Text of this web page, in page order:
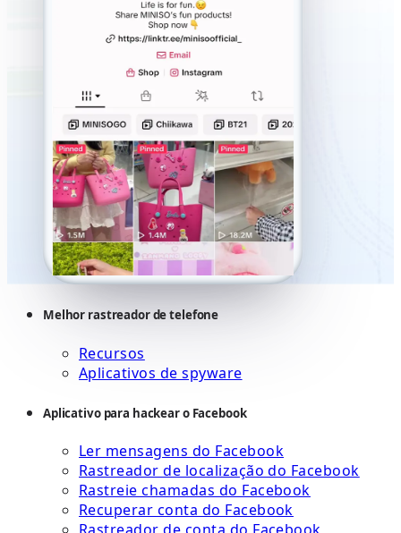
Melhor rastreador de telefone
Recursos
Aplicativos de spyware
Aplicativo para hackear o Facebook
Ler mensagens do Facebook
Rastreador de localização do Facebook
Rastreie chamadas do Facebook
Recuperar conta do Facebook